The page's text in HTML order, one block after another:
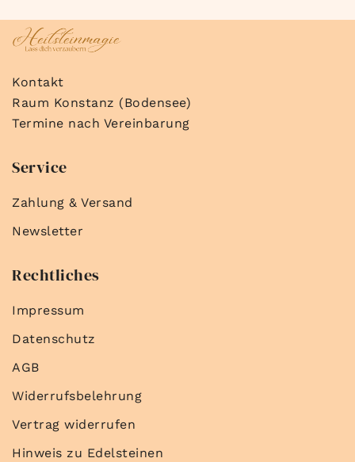
Kontakt
Raum Konstanz (Bodensee)
Termine nach Vereinbarung
Service
Zahlung & Versand
Newsletter
Rechtliches
Impressum
Datenschutz
AGB
Widerrufsbelehrung
Vertrag widerrufen
Hinweis zu Edelsteinen